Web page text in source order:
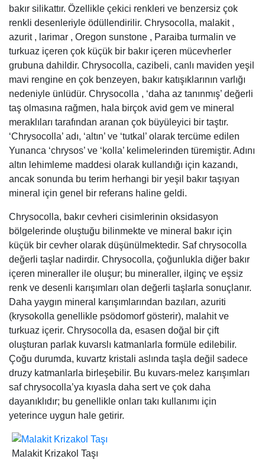
bakır silikattır. Özellikle çekici renkleri ve benzersiz çok
renkli desenleriyle ödüllendirilir. Chrysocolla, malakit ,
azurit , larimar , Oregon sunstone , Paraiba turmalin ve
turkuaz içeren çok küçük bir bakır içeren mücevherler
grubuna dahildir. Chrysocolla, cazibeli, canlı maviden yeşil
mavi rengine en çok benzeyen, bakır katışıklarının varlığı
nedeniyle ünlüdür. Chrysocolla , ‘daha az tanınmış’ değerli
taş olmasına rağmen, hala birçok avid gem ve mineral
meraklıları tarafından aranan çok büyüleyici bir taştır.
‘Chrysocolla’ adı, ‘altın’ ve ‘tutkal’ olarak tercüme edilen
Yunanca ‘chrysos’ ve ‘kolla’ kelimelerinden türemiştir. Adını
altın lehimleme maddesi olarak kullandığı için kazandı,
ancak sonunda bu terim herhangi bir yeşil bakır taşıyan
mineral için genel bir referans haline geldi.
Chrysocolla, bakır cevheri cisimlerinin oksidasyon
bölgelerinde oluştuğu bilinmekte ve mineral bakır için
küçük bir cevher olarak düşünülmektedir. Saf chrysocolla
değerli taşlar nadirdir. Chrysocolla, çoğunlukla diğer bakır
içeren mineraller ile oluşur; bu mineraller, ilginç ve eşsiz
renk ve desenli karışımları olan değerli taşlarla sonuçlanır.
Daha yaygın mineral karışımlarından bazıları, azuriti
(krysokolla genellikle psödomorf gösterir), malahit ve
turkuaz içerir. Chrysocolla da, esasen doğal bir çift
oluşturan parlak kuvarslı katmanlarla formüle edilebilir.
Çoğu durumda, kuvartz kristali aslında taşla değil sadece
druzy katmanlarla birleşebilir. Bu kuvars-melez karışımları
saf chrysocolla’ya kıyasla daha sert ve çok daha
dayanıklıdır; bu genellikle onları takı kullanımı için
yeterince uygun hale getirir.
Malakit Krizakol Taşı